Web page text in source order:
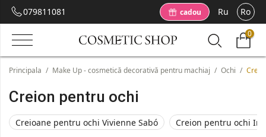
079811081 cadou Ru Ro
0
Principala / Make Up - cosmetică decorativă pentru machiaj / Ochi /
Creion pentru ochi
Creioane pentru ochi Vivienne Sabó Creion pentru ochi